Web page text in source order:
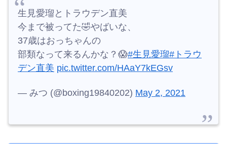
生見愛瑠とトラウデン直美
今まで被ってた🤣やばいな、
37歳はおっちゃんの
部類なって来るんかな？😱#生見愛瑠#トラウ
デン直美 pic.twitter.com/HAaY7kEGsv
— みつ (@boxing19840202) May 2, 2021